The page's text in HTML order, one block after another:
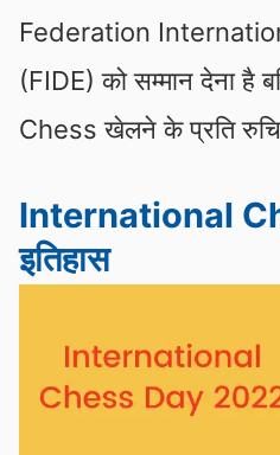
Federation
(FIDE) को सम्मान देना है
Chess खेलने के प्रति रुचि
International
इतिहास